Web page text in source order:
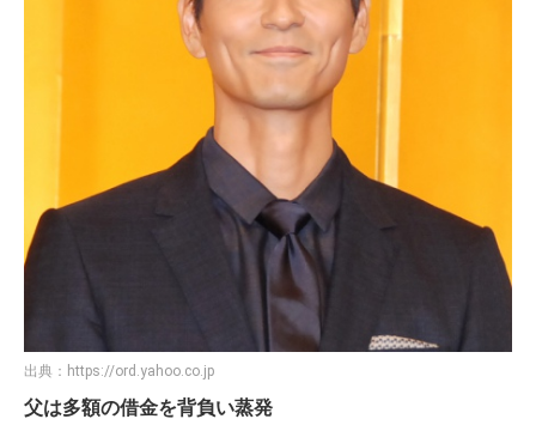
出典： https://ord.yahoo.co.jp
父は多額の借金を背負い蒸発